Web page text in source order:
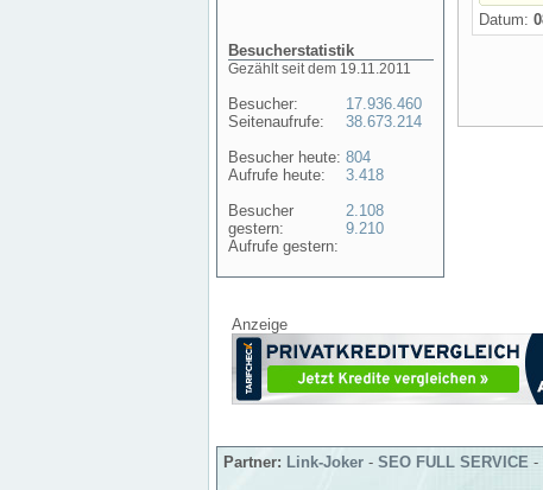
Besucherstatistik
Gezählt seit dem 19.11.2011
Besucher:
Seitenaufrufe:
Besucher heute:
Aufrufe heute:
Besucher
gestern:
Aufrufe gestern:
17.936.460
38.673.214
804
3.418
2.108
9.210
Datum:
Anzeige
Partner: Link-Joker - SEO FULL SERVICE -